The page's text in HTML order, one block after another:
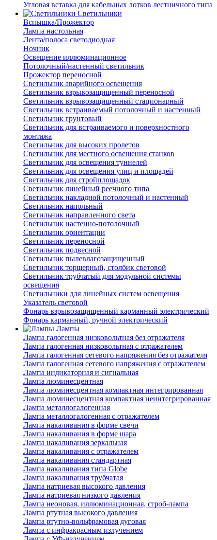
Угловая вставка для кабельных лотков лестничного типа
Светильники
Вспышка/Прожектор
Лампа настольная
Лента/полоса светодиодная
Ночник
Освещение иллюминационное
Потолочный/настенный светильник
Прожектор переносной
Светильник аварийного освещения
Светильник взрывозащищенный переносной
Светильник взрывозащищенный стационарный
Светильник встраиваемый потолочный и настенный
Светильник грунтовый
Светильник для встраиваемого и поверхностного
монтажа
Светильник для высоких пролетов
Светильник для местного освещения станков
Светильник для освещения туннелей
Светильник для освещения улиц и площадей
Светильник для стройплощадок
Светильник линейный реечного типа
Светильник накладной потолочный и настенный
Светильник напольный
Светильник направленного света
Светильник настенно-потолочный
Светильник ориентации
Светильник переносной
Светильник подвесной
Светильник пылевлагозащищенный
Светильник торшерный, столбик световой
Светильник трубчатый для модульной системы
освещения
Светильники для линейных систем освещения
Указатель световой
Фонарь взрывозащищенный карманный электрический
Фонарь карманный, ручной электрический
Лампы
Лампа галогенная низковольтная без отражателя
Лампа галогенная низковольтная с отражателем
Лампа галогенная сетевого напряжения без отражателя
Лампа галогенная сетевого напряжения с отражателем
Лампа индикаторная и сигнальная
Лампа люминесцентная
Лампа люминесцентная компактная интегрированная
Лампа люминесцентная компактная неинтегрированная
Лампа металлогалогенная
Лампа металлогалогенная с отражателем
Лампа накаливания в форме свечи
Лампа накаливания в форме шара
Лампа накаливания зеркальная
Лампа накаливания с отражателем
Лампа накаливания стандартная
Лампа накаливания типа Globe
Лампа накаливания трубчатая
Лампа натриевая высокого давления
Лампа натриевая низкого давления
Лампа неоновая, иллюминационная, строб-лампа
Лампа ртутная высокого давления
Лампа ртутно-вольфрамовая дуговая
Лампа с инфракрасным излучением